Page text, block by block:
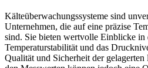
Kälteüberwachungssysteme sind
Unternehmen, die auf eine präzise
sind. Sie bieten wertvolle Einblicke in
Temperaturstabilität und das
Qualität und Sicherheit der